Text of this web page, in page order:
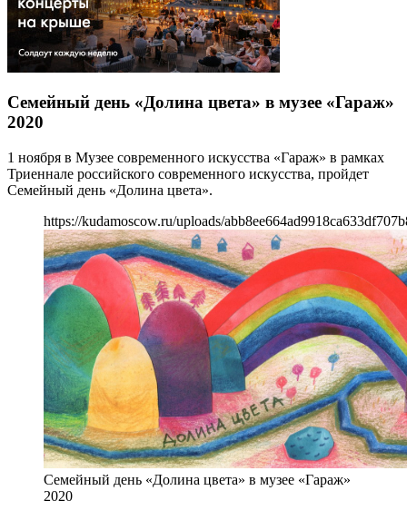
Семейный день «Долина цвета» в музее «Гараж»
2020
1 ноября в Музее современного искусства «Гараж» в рамках
Триеннале российского современного искусства, пройдет
Семейный день «Долина цвета».
https://kudamoscow.ru/uploads/
Семейный день «Долина цвета» в музее «Гараж»
2020